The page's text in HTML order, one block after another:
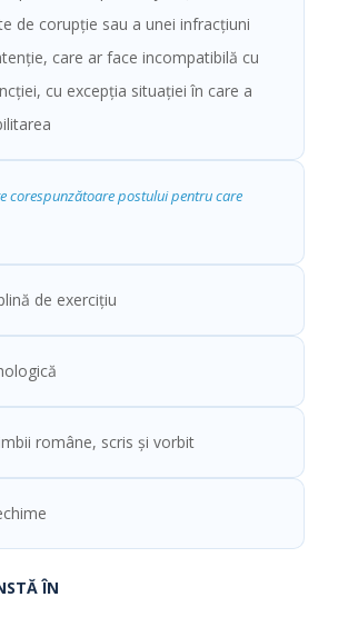
de corupție sau a unei infracțiuni
care ar face incompatibilă cu
cu excepția situației în care a
corespunzătoare postului pentru care
de exercițiu
române, scris şi vorbit
ÎN